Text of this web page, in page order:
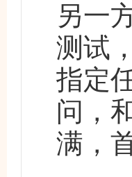
另一
测试
指定
问，
满，